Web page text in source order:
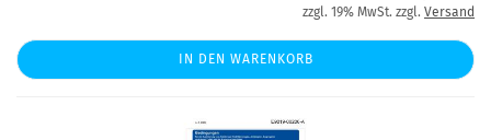
zzgl. 19% MwSt. zzgl. Versand
IN DEN WARENKORB